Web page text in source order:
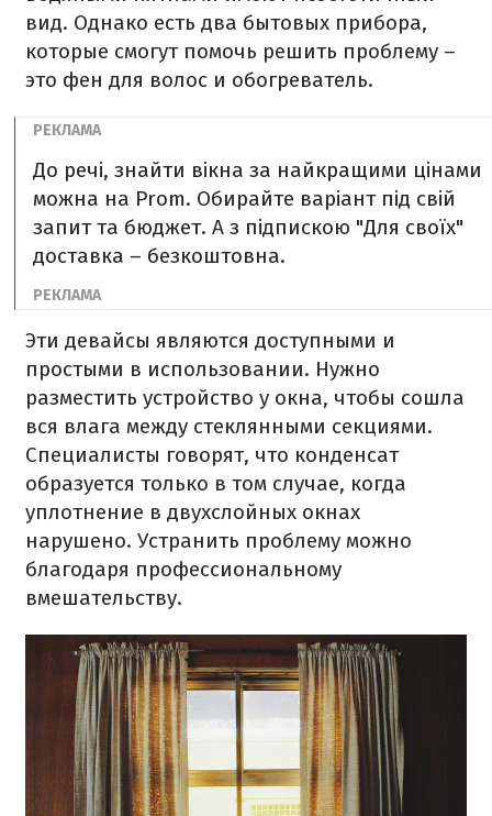
вид. Однако есть два бытовых прибора,
которые смогут помочь решить проблему –
это фен для волос и обогреватель.
До речі, знайти вікна за найкращими цінами
можна на Prom. Обирайте варіант під свій
запит та бюджет. А з підпискою "Для своїх"
доставка – безкоштовна.
Эти девайсы являются доступными и
простыми в использовании. Нужно
разместить устройство у окна, чтобы сошла
вся влага между стеклянными секциями.
Специалисты говорят, что конденсат
образуется только в том случае, когда
уплотнение в двухслойных окнах
нарушено. Устранить проблему можно
благодаря профессиональному
вмешательству.